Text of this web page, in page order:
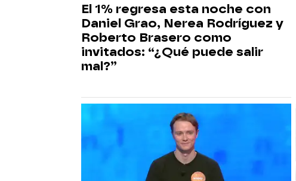
El 1% regresa esta noche con
Daniel Grao, Nerea Rodríguez y
Roberto Brasero como
invitados: “¿Qué puede salir
mal?”